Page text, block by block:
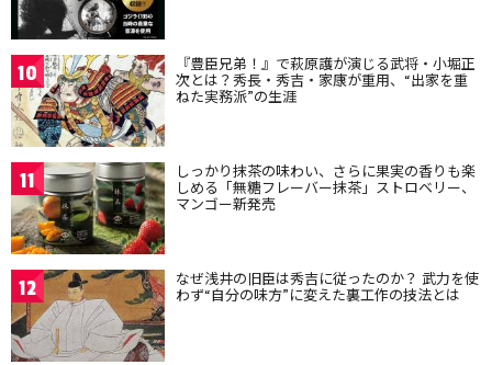
10 『豊臣兄弟！』で萩原護が演じる武将・小堀正
次とは？秀長・秀吉・家康が重用、“出家を重
ねた実務派”の生涯
11 しっかり抹茶の味わい、さらに果実の香りも楽
しめる「無糖フレーバー抹茶」ストロベリー、
マンゴー新発売
12 なぜ浅井の旧臣は秀吉に従ったのか？ 武力を使
わず“自分の味方”に変えた裏工作の技法とは